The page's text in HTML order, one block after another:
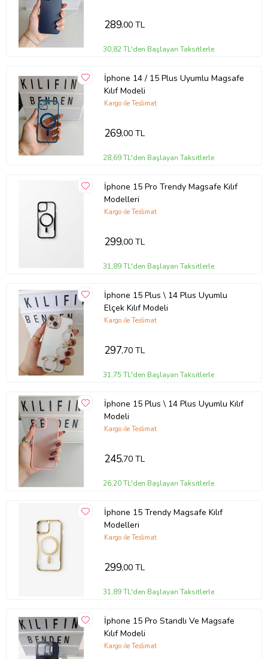
289,00 TL
30,82 TL'den Başlayan Taksitlerle
İphone 14 / 15 Plus Uyumlu Magsafe
Kılıf Modeli
Kargo ile Teslimat
269,00 TL
28,69 TL'den Başlayan Taksitlerle
İphone 15 Pro Trendy Magsafe Kılıf
Modelleri
Kargo ile Teslimat
299,00 TL
31,89 TL'den Başlayan Taksitlerle
İphone 15 Plus \ 14 Plus Uyumlu
Elçek Kılıf Modeli
Kargo ile Teslimat
297,70 TL
31,75 TL'den Başlayan Taksitlerle
İphone 15 Plus \ 14 Plus Uyumlu Kılıf
Modeli
Kargo ile Teslimat
245,70 TL
26,20 TL'den Başlayan Taksitlerle
İphone 15 Trendy Magsafe Kılıf
Modelleri
Kargo ile Teslimat
299,00 TL
31,89 TL'den Başlayan Taksitlerle
İphone 15 Pro Standlı Ve Magsafe
Kılıf Modeli
Kargo ile Teslimat